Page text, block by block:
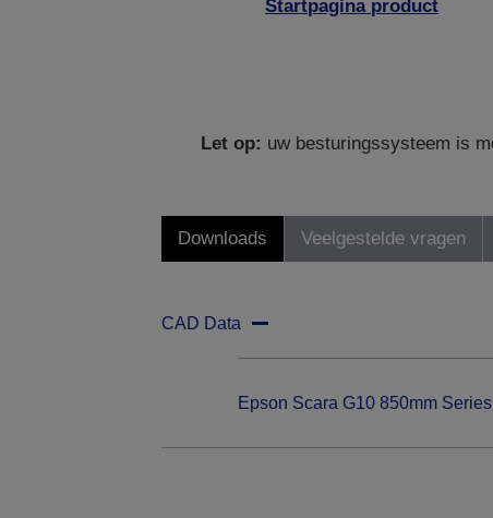
Startpagina product
Let op: uw besturingssysteem is
Downloads Veelgestelde vragen
CAD Data
Epson Scara G10 850mm Series